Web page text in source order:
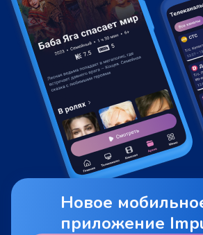
Новое
приложение